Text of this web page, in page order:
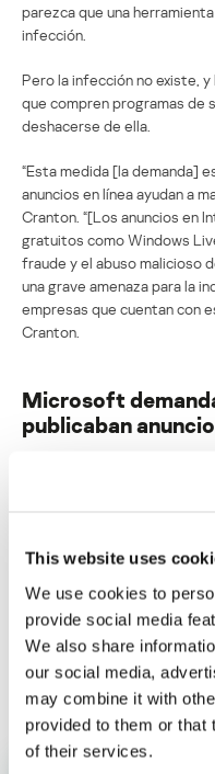
This website uses
We use cookies to
provide social media
We also share
our social media,
may combine it with
provided to them or that
of their services.
parezca que una
infección.
Pero la infección no existe,
que compren programas de
deshacerse de ella.
“Esta medida [la demanda]
anuncios en línea ayudan a
Cranton. “[Los anuncios en
gratuitos como Windows
fraude y el abuso malicioso
una grave amenaza para la
empresas que cuentan con
Cranton.
Microsoft
publicaban
Su dirección de correo